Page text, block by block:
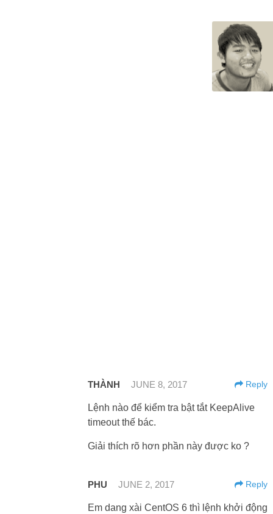
THÀNH JUNE 8, 2017 Reply
Lệnh nào để kiểm tra bật tắt KeepAlive
timeout thế bác.
Giải thích rõ hơn phần này được ko ?
PHU JUNE 2, 2017 Reply
Em dang xài CentOS 6 thì lệnh khởi động